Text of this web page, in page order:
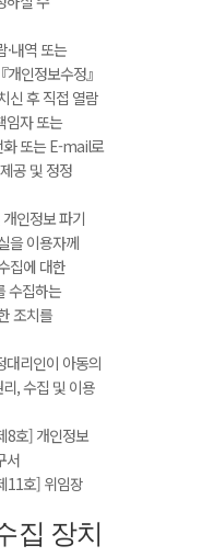
내역 또는
인정보수정』
신 후 직접 열람
임자 또는
화 또는 E-mail로
공 및 정정
인정보 파기
을 이용자께
집에 대한
수집하는
조치를
리인이 아동의
, 수집 및 이용
8호] 개인정보
서
11호] 위임장
집 장치